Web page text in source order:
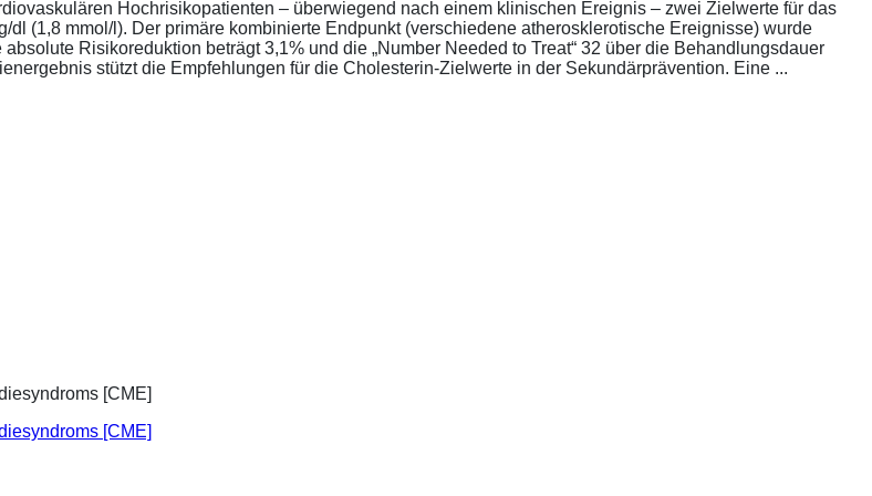
Hochrisikopatienten – überwiegend nach einem klinischen Ereignis – zwei Zielwerte für das
(1,8 mmol/l). Der primäre kombinierte Endpunkt (verschiedene atherosklerotische Ereignisse) wurde
Risikoreduktion beträgt 3,1% und die „Number Needed to Treat“ 32 über die Behandlungsdauer
stützt die Empfehlungen für die Cholesterin-Zielwerte in der Sekundärprävention. Eine ...
[CME]